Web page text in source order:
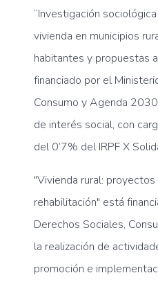
“Investigación
vivienda en municipios
habitantes y propuestas
financiado por el
Consumo y Agenda
de interés social, con
del 0’7% del IRPF X
"Vivienda rural:
rehabilitación" está
Derechos Sociales,
la realización de
promoción e